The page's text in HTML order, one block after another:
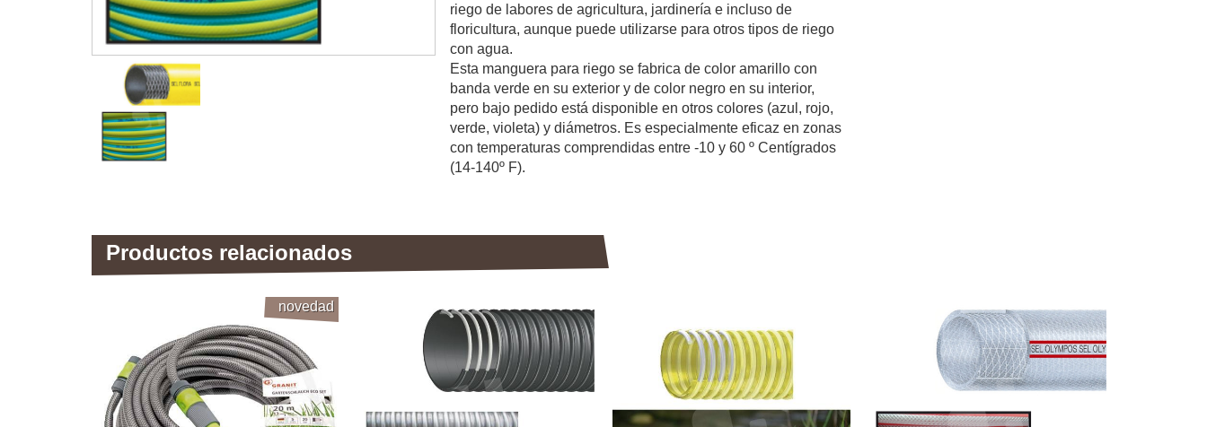
riego de labores de agricultura, jardinería e incluso de
floricultura, aunque puede utilizarse para otros tipos de riego
con agua.
Esta manguera para riego se fabrica de color amarillo con
banda verde en su exterior y de color negro en su interior,
pero bajo pedido está disponible en otros colores (azul, rojo,
verde, violeta) y diámetros. Es especialmente eficaz en zonas
con temperaturas comprendidas entre -10 y 60 º Centígrados
(14-140º F).
Productos relacionados
novedad